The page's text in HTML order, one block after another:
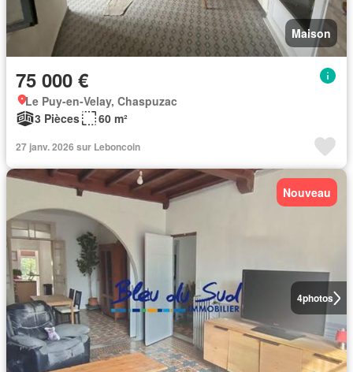
Maison
75 000 €
Le Puy-en-Velay, Chaspuzac
3 Pièces
60 m²
27 janv. 2026 sur Leboncoin
4photos
Nouveau